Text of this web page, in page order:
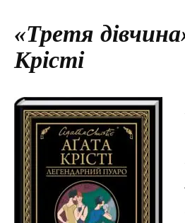
«Третя
Крісті